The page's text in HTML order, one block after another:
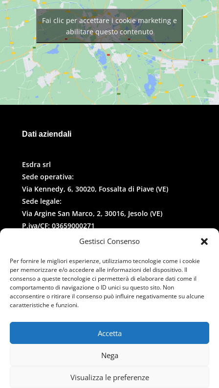
Gestisci Consenso
Per fornire le migliori esperienze, utilizziamo tecnologie come i cookie
per memorizzare e/o accedere alle informazioni del dispositivo. Il
consenso a queste tecnologie ci permetterà di elaborare dati come il
comportamento di navigazione o ID unici su questo sito. Non
acconsentire o ritirare il consenso può influire negativamente su alcune
caratteristiche e funzioni.
Accetta
Nega
Visualizza le preferenze
Fai clic per accettare i cookie marketing e
abilitare questo contenuto
Dati aziendali
Esdra srl
Sede operativa:
Via Kennedy, 6, 30020, Fossalta di Piave (VE)
Sede legale:
Via Argine San Marco, 2, 30016, Jesolo (VE)
P.iva/CF: 03659000271
Copyright © 2026 Esdra Srl